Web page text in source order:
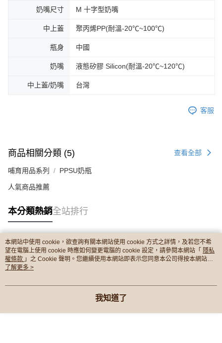
奶嘴尺寸 M 十字型奶嘴
中上蓋 聚丙烯PP(耐溫-20℃~100℃)
瓶身 中國
奶嘴 液態矽膠 Silicon(耐溫-20℃~120℃)
中上蓋/奶嘴 台灣
客服
商品相關分類 (5) 查看全部
哺育用品系列 PPSU奶瓶
人氣商品推薦
本分類熱銷全站排行
熱門標籤
本網站中使用 cookie，欲查詢有關本網站使用 cookie 方式之詳情，及若您不希
望在電腦上使用 cookie 時應如何變更電腦的 cookie 設定，請參閱本網站「 隱私
權條款 」之 Cookie 聲明。您繼續使用本網站即表示您同意本公司得按本網站使
用條款之 Cookie 聲明使用 cookie。
了解更多 >
我知道了